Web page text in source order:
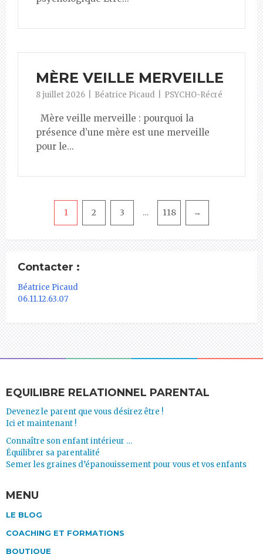
MÈRE VEILLE MERVEILLE
8 juillet 2026 Béatrice Picaud PSYCHO-Récré
Mère veille merveille : pourquoi la
présence d’une mère est une merveille
pour le...
Pagination
1 2 3 … 118 →
Contacter :
Béatrice Picaud
06.11.12.63.07
EQUILIBRE RELATIONNEL PARENTAL
Devenez le parent que vous désirez être !
Ici et maintenant !
Connaître son enfant intérieur …
Équilibrer sa parentalité
Semer les graines d’épanouissement pour vous et vos enfants
MENU
LE BLOG
COACHING ET FORMATIONS
BOUTIQUE